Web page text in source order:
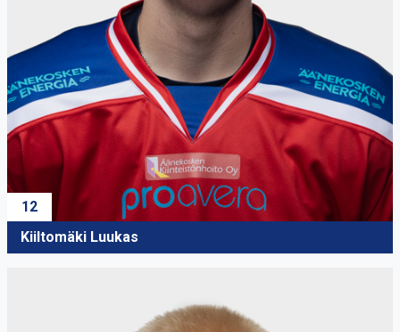
12
Kiiltomäki Luukas